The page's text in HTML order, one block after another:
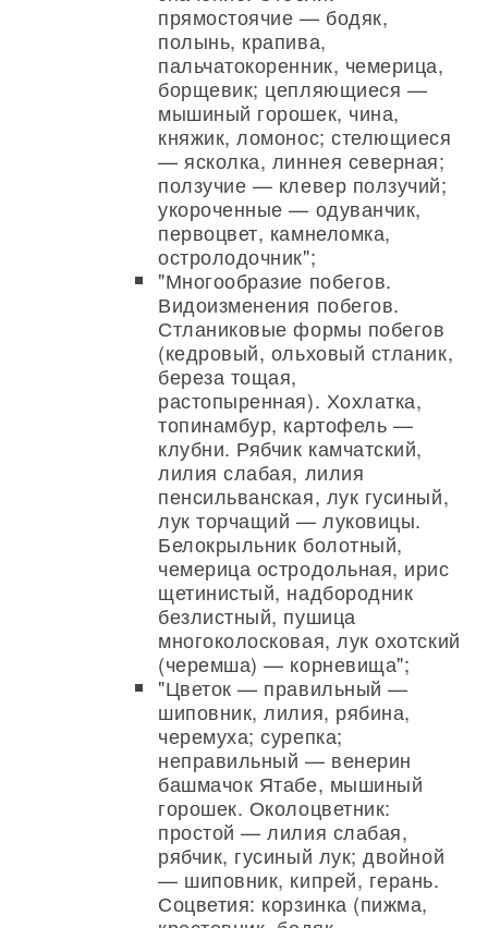
прямостоячие — бодяк,
полынь, крапива,
пальчатокоренник, чемерица,
борщевик; цепляющиеся —
мышиный горошек, чина,
княжик, ломонос; стелющиеся
— ясколка, линнея северная;
ползучие — клевер ползучий;
укороченные — одуванчик,
первоцвет, камнеломка,
остролодочник";
"Многообразие побегов.
Видоизменения побегов.
Стланиковые формы побегов
(кедровый, ольховый стланик,
береза тощая,
растопыренная). Хохлатка,
топинамбур, картофель —
клубни. Рябчик камчатский,
лилия слабая, лилия
пенсильванская, лук гусиный,
лук торчащий — луковицы.
Белокрыльник болотный,
чемерица остродольная, ирис
щетинистый, надбородник
безлистный, пушица
многоколосковая, лук охотский
(черемша) — корневища";
"Цветок — правильный —
шиповник, лилия, рябина,
черемуха; сурепка;
неправильный — венерин
башмачок Ятабе, мышиный
горошек. Околоцветник:
простой — лилия слабая,
рябчик, гусиный лук; двойной
— шиповник, кипрей, герань.
Соцветия: корзинка (пижма,